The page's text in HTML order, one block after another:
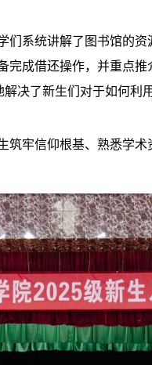
系统讲解了图书馆的
成借还操作，并重点
决了新生们对于如何利
牢信仰根基、熟悉学术